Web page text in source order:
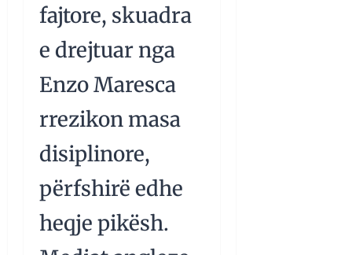
fajtore, skuadra
e drejtuar nga
Enzo Maresca
rrezikon masa
disiplinore,
përfshirë edhe
heqje pikësh.